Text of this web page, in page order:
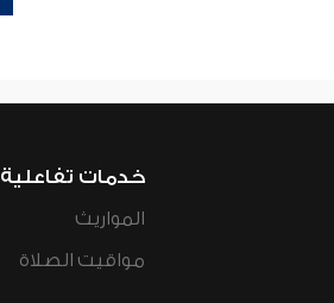
خدمات تفاعلية
المواريث
مواقيت الصلاة